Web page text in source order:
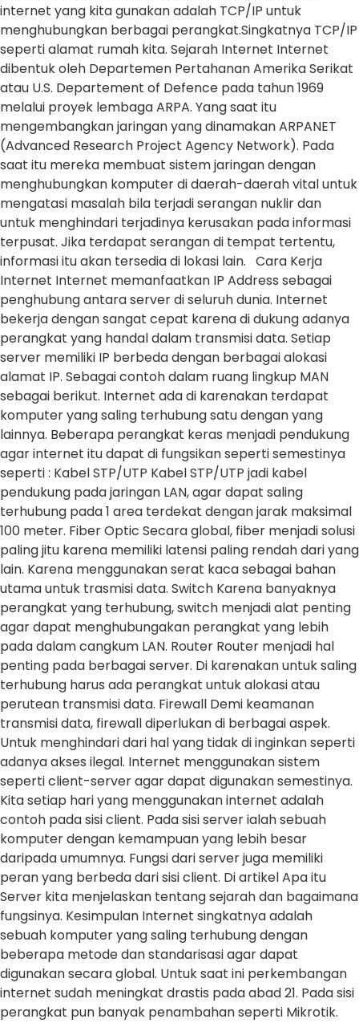
internet yang kita gunakan adalah TCP/IP untuk
menghubungkan berbagai perangkat.Singkatnya TCP/IP
seperti alamat rumah kita. Sejarah Internet Internet
dibentuk oleh Departemen Pertahanan Amerika Serikat
atau U.S. Departement of Defence pada tahun 1969
melalui proyek lembaga ARPA. Yang saat itu
mengembangkan jaringan yang dinamakan ARPANET
(Advanced Research Project Agency Network). Pada
saat itu mereka membuat sistem jaringan dengan
menghubungkan komputer di daerah-daerah vital untuk
mengatasi masalah bila terjadi serangan nuklir dan
untuk menghindari terjadinya kerusakan pada informasi
terpusat. Jika terdapat serangan di tempat tertentu,
informasi itu akan tersedia di lokasi lain. Cara Kerja
Internet Internet memanfaatkan IP Address sebagai
penghubung antara server di seluruh dunia. Internet
bekerja dengan sangat cepat karena di dukung adanya
perangkat yang handal dalam transmisi data. Setiap
server memiliki IP berbeda dengan berbagai alokasi
alamat IP. Sebagai contoh dalam ruang lingkup MAN
sebagai berikut. Internet ada di karenakan terdapat
komputer yang saling terhubung satu dengan yang
lainnya. Beberapa perangkat keras menjadi pendukung
agar internet itu dapat di fungsikan seperti semestinya
seperti : Kabel STP/UTP Kabel STP/UTP jadi kabel
pendukung pada jaringan LAN, agar dapat saling
terhubung pada 1 area terdekat dengan jarak maksimal
100 meter. Fiber Optic Secara global, fiber menjadi solusi
paling jitu karena memiliki latensi paling rendah dari yang
lain. Karena menggunakan serat kaca sebagai bahan
utama untuk trasmisi data. Switch Karena banyaknya
perangkat yang terhubung, switch menjadi alat penting
agar dapat menghubungakan perangkat yang lebih
pada dalam cangkum LAN. Router Router menjadi hal
penting pada berbagai server. Di karenakan untuk saling
terhubung harus ada perangkat untuk alokasi atau
perutean transmisi data. Firewall Demi keamanan
transmisi data, firewall diperlukan di berbagai aspek.
Untuk menghindari dari hal yang tidak di inginkan seperti
adanya akses ilegal. Internet menggunakan sistem
seperti client-server agar dapat digunakan semestinya.
Kita setiap hari yang menggunakan internet adalah
contoh pada sisi client. Pada sisi server ialah sebuah
komputer dengan kemampuan yang lebih besar
daripada umumnya. Fungsi dari server juga memiliki
peran yang berbeda dari sisi client. Di artikel Apa itu
Server kita menjelaskan tentang sejarah dan bagaimana
fungsinya. Kesimpulan Internet singkatnya adalah
sebuah komputer yang saling terhubung dengan
beberapa metode dan standarisasi agar dapat
digunakan secara global. Untuk saat ini perkembangan
internet sudah meningkat drastis pada abad 21. Pada sisi
perangkat pun banyak penambahan seperti Mikrotik.